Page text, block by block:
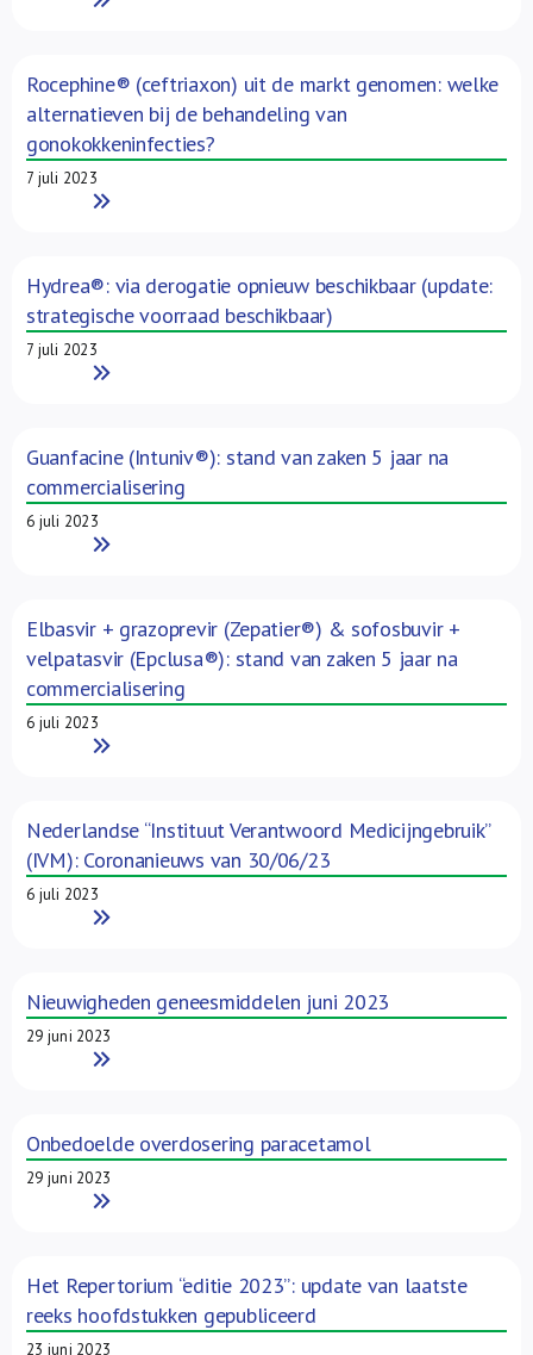
Rocephine® (ceftriaxon) uit de markt genomen: welke
alternatieven bij de behandeling van
gonokokkeninfecties?
7 juli 2023
Read More
Hydrea®: via derogatie opnieuw beschikbaar (update:
strategische voorraad beschikbaar)
7 juli 2023
Read More
Guanfacine (Intuniv®): stand van zaken 5 jaar na
commercialisering
6 juli 2023
Read More
Elbasvir + grazoprevir (Zepatier®) & sofosbuvir +
velpatasvir (Epclusa®): stand van zaken 5 jaar na
commercialisering
6 juli 2023
Read More
Nederlandse “Instituut Verantwoord Medicijngebruik”
(IVM): Coronanieuws van 30/06/23
6 juli 2023
Read More
Nieuwigheden geneesmiddelen juni 2023
29 juni 2023
Read More
Onbedoelde overdosering paracetamol
29 juni 2023
Read More
Het Repertorium “editie 2023”: update van laatste
reeks hoofdstukken gepubliceerd
23 juni 2023